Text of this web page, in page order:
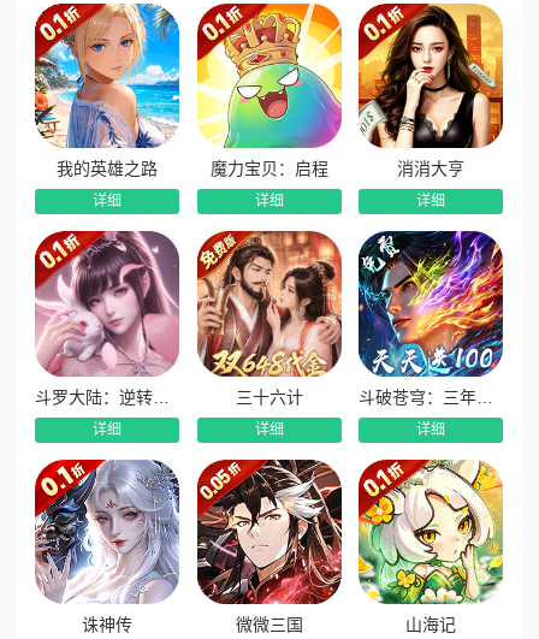
★【天意拟定】升级每一阶段，免费尊享十连抽，必得五
星红将！
★【神魔拟定】累计登录游戏，超强神魔武将自选！
★【神将降临】完成任务，超强阵容免费领取，强力羁绊
助您制霸三国！
★【12星周瑜】推图挂机送周瑜，手指轻点福利不停，最
高送至12星！
★【天命光环】初始光环免费赠5星神·诸葛亮，神罚天
降，全屏秒杀无敌手！
★【签到赠礼】签到三周豪礼连连，海量元宝、红色神
武、自选神魔收囊中！
★【秣马厉兵】日常任务轻松赢绝版时装，还有海量元宝
★【持续更新】海量猛将陆续登场，助阵主公乱世称王！
★【玩法丰富】轻松探索三国世界，体验不一样的乱世之
旅！
我的英雄之路
详细
魔力宝贝：启程
详细
消消大亨
详细
详细
三十六计
详细 详细
诛神传 微微三国 山海记